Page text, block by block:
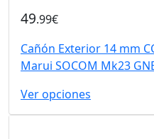
49.99€
Cañón Exterior 14 mm
Marui SOCOM Mk23
Ver opciones